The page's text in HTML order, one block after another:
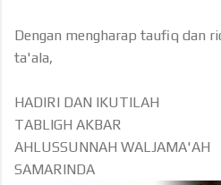
Dengan mengharap taufiq dan
ta'ala,
HADIRI DAN IKUTILAH
TABLIGH AKBAR
AHLUSSUNNAH WALJAMA'AH
SAMARINDA